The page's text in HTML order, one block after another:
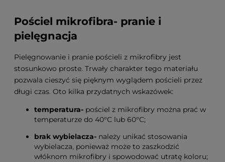
Pościel mikrofibra- pranie i
pielęgnacja
Pielęgnowanie i pranie pościeli z mikrofibry jest
stosunkowo proste. Trwały charakter tego materiału
pozwala cieszyć się pięknym wyglądem pościeli przez
długi czas. Oto kilka przydatnych wskazówek:
temperatura- pościel z mikrofibry można prać w
temperaturze do 40°C lub 60°C;
brak wybielacza- należy unikać stosowania
wybielacza, ponieważ może to zaszkodzić
włóknom mikrofibry i spowodować utratę koloru;